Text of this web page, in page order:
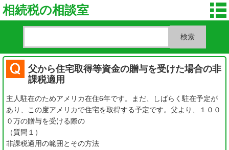
相続税の相談室
父から住宅取得等資金の贈与を受けた場合の非
課税適用
主人駐在のためアメリカ在住6年です。まだ、しばらく駐在予定が
あり、この度アメリカで住宅を取得する予定です。父より、１００
０万の贈与を受ける際の
（質問１）
非課税適用の範囲とその方法